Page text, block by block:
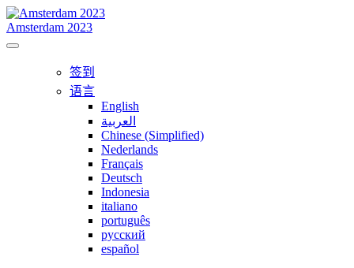
Amsterdam 2023
签到
语言
English
العربية
Chinese (Simplified)
Nederlands
Français
Deutsch
Indonesia
italiano
português
русский
español